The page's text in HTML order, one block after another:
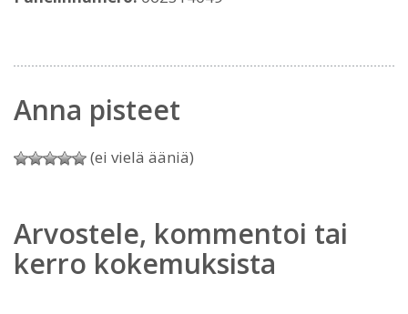
Anna pisteet
(ei vielä ääniä)
Arvostele, kommentoi tai
kerro kokemuksista